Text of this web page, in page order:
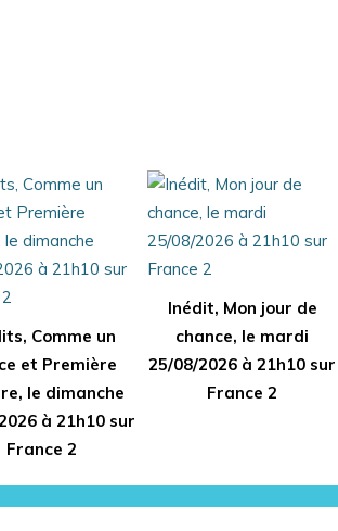
Comme un
et Première
le dimanche
à 21h10 sur
France 2
Inédit, Mon jour de
chance, le mardi
25/08/2026 à 21h10 sur
France 2